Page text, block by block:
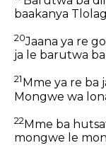
baakanya
20Jaana ya re
ja le barutwa ba
21 Mme ya re ba
Mongwe wa
22Mme ba
mongwe le